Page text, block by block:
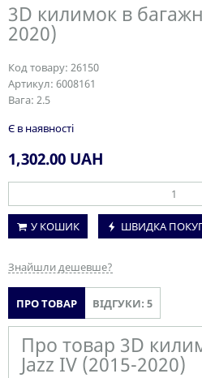
3D килимок в
2020)
Код товару: 26150
Артикул: 6008161
Вага: 2.5
Є в наявності
1,302.00 UAH
У КОШИК
ШВИДКА
Знайшли дешевше?
ПРО ТОВАР ВІДГУКИ: 5
Про товар 3D
Jazz IV (2015-2020)